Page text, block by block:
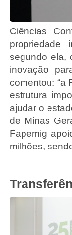
Ciências
propriedade
segundo ela,
inovação
comentou: “a
estrutura
ajudar o
de Minas
Fapemig
milhões,